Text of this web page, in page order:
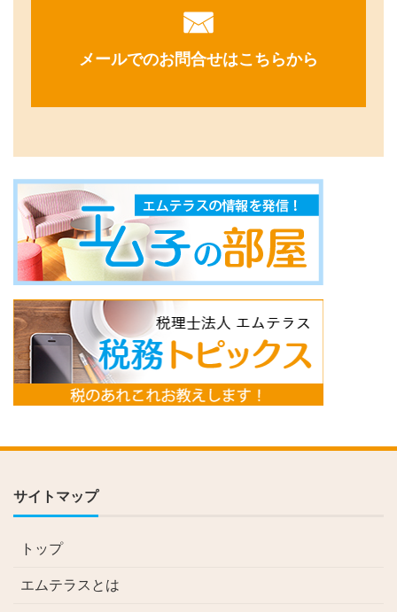
メールでのお問合せはこちらから
サイトマップ
トップ
エムテラスとは